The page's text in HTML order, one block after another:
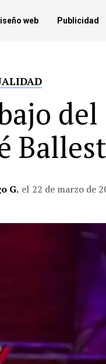
web Publicidad
G. el 22 de marzo de